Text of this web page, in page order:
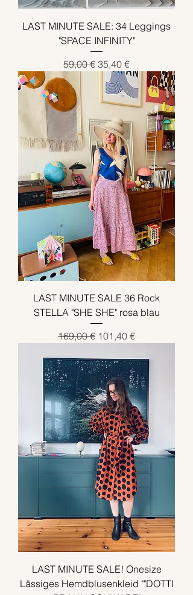
LAST MINUTE SALE: 34 Leggings
"SPACE INFINITY"
Standardpreis
59,00 € Sale-Preis
35,40 €
LAST MINUTE SALE 36 Rock
STELLA "SHE SHE" rosa blau
Standardpreis
169,00 € Sale-Preis
101,40 €
LAST MINUTE SALE! Onesize
Lässiges Hemdblusenkleid ""DOTTI